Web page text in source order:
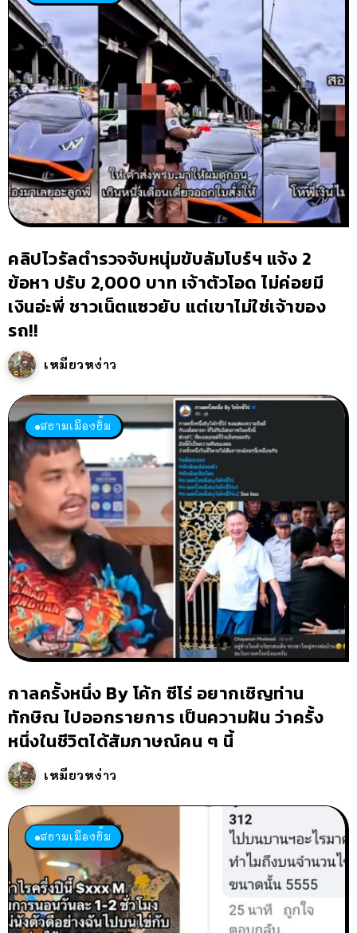
คลิปไวรัลตำรวจจับหนุ่มขับลัมโบร์ฯ แจ้ง 2
ข้อหา ปรับ 2,000 บาท เจ้าตัวโอด ไม่ค่อยมี
เงินอ่ะพี่ ชาวเน็ตแซวยับ แต่เขาไม่ใช่เจ้าของ
รถ!!
เหมียวหง่าว
สยามเมืองยิ้ม
กาลครั้งหนึ่ง By โค้ก ซีโร่ อยากเชิญท่าน
ทักษิณ ไปออกรายการ เป็นความฝัน ว่าครั้ง
หนึ่งในชีวิตได้สัมภาษณ์คน ๆ นี้
เหมียวหง่าว
สยามเมืองยิ้ม